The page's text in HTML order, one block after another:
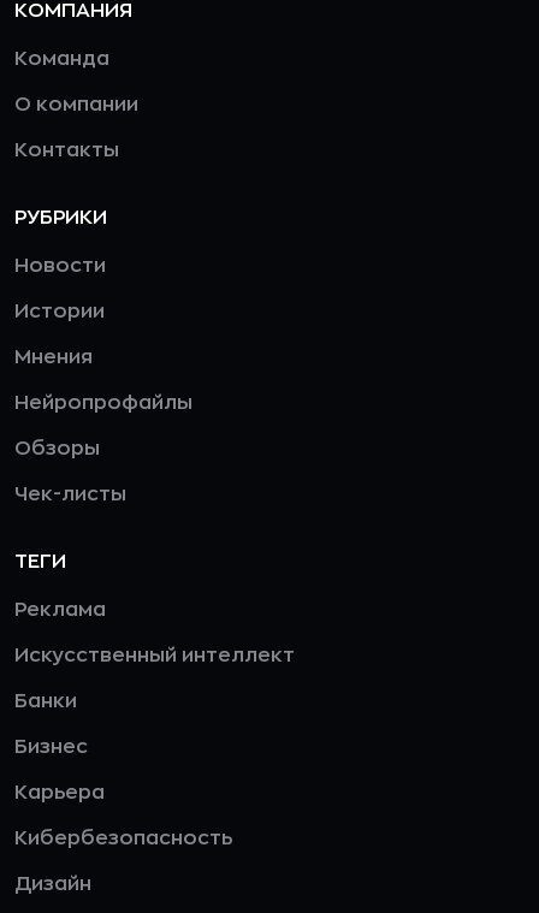
КОМПАНИЯ
Команда
О компании
Контакты
РУБРИКИ
Новости
Истории
Мнения
Нейропрофайлы
Обзоры
Чек-листы
ТЕГИ
Реклама
Искусственный интеллект
Банки
Бизнес
Карьера
Кибербезопасность
Дизайн